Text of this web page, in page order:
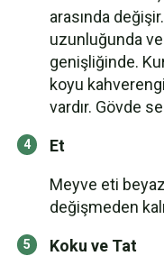
arasında
uzunluğunda
genişliğinde.
koyu
vardır. Gövde
Et
Meyve eti
değişmeden
Koku ve Tat